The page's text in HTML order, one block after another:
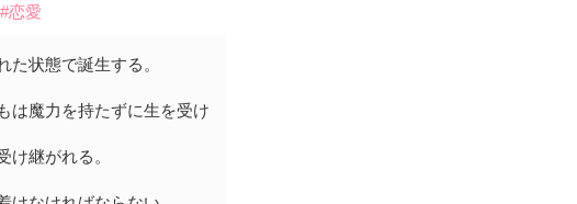
#恋愛
状態で誕生する。
は魔力を持たずに生を受け
け継がれる。